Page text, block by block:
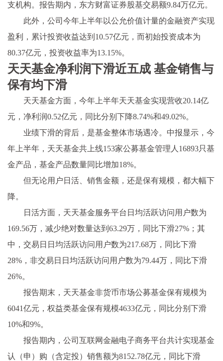
支机构。报告期内，东方财富证券股基交易额9.84万亿元。
此外，公司今年上半年以公允价值计量的金融资产实现
盈利，累计投资收益达到10.57亿元，而初始投资成本为
80.37亿元，投资收益率为13.15%。
天天基金净利润下滑近五成 基金销售与
保有均下滑
天天基金方面，今年上半年天天基金实现营收20.14亿
元，净利润0.52亿元，同比分别下降8.74%和49.02%。
业绩下滑的背后，是基金整体市场遇冷。中报显示，今
年上半年，天天基金共上线153家公募基金管理人16893只基
金产品，基金产品数量同比增加18%。
但无论用户日活、销售金额，还是保有规模，都大幅下
降。
日活方面，天天基金服务平台日均活跃访问用户数为
169.56万，减少绝对数量达到63.29万，同比下滑27%；其
中，交易日日均活跃访问用户数为217.68万，同比下滑
28%，非交易日日均活跃访问用户数为79.44万，同比下滑
26%。
报告期末，天天基金非货币市场公募基金保有规模为
6041亿元，权益类基金保有规模4633亿元，同比分别下滑
10%和9%。
报告期内，公司互联网金融电子商务平台共计实现基金
认（申）购（含定投）销售额为8152.78亿元，同比下滑